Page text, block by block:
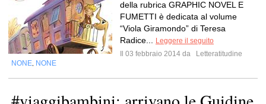
della rubrica GRAPHIC NOVEL E
FUMETTI è dedicata al volume
“Viola Giramondo” di Teresa
Radice...
Leggere il seguito
Il 03 febbraio 2014 da
Letteratitudine
NONE NONE